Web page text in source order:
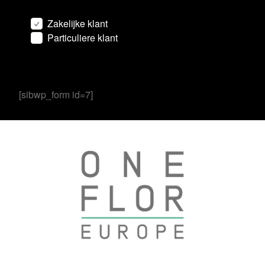
Zakelijke klant
Particuliere klant
[sibwp_form id=7]